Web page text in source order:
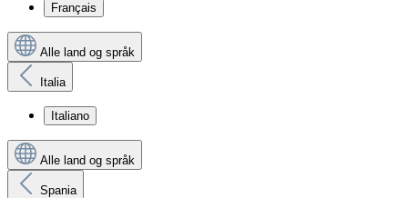
Français
Alle land og språk
Italia
Italiano
Alle land og språk
Spania